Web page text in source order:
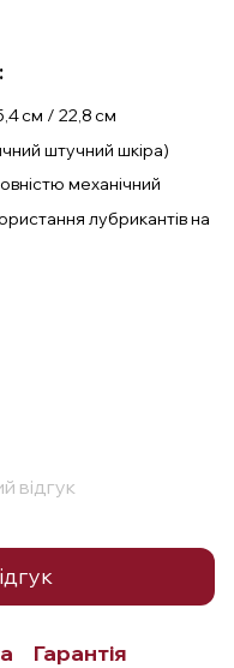
см / 22,8 см
штучний шкіра)
механічний
лубрикантів на
відгук
Гарантія